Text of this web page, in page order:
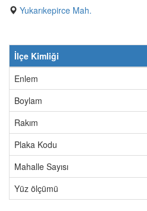
Yukarıkepirce Mah.
İlçe Kimliği
Enlem
Boylam
Rakım
Plaka Kodu
Mahalle Sayısı
Yüz ölçümü